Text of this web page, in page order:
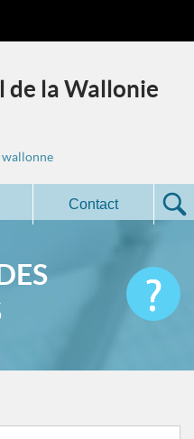
de la Wallonie
wallonne
Contact